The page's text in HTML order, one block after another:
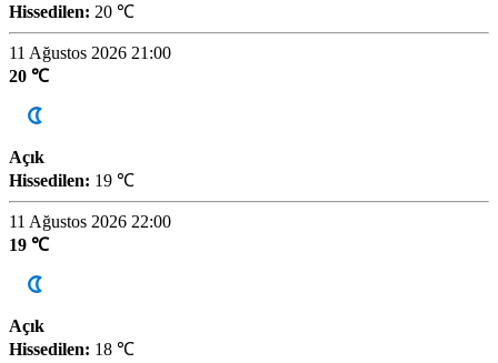
Hissedilen: 20 ℃
11 Ağustos 2026 21:00
20 ℃
Açık
Hissedilen: 19 ℃
11 Ağustos 2026 22:00
19 ℃
Açık
Hissedilen: 18 ℃